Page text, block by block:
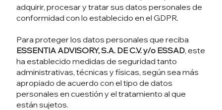
adquirir, procesar y tratar sus datos personales de
conformidad con lo establecido en el GDPR.
Para proteger los datos personales que reciba
ESSENTIA ADVISORY, S.A. DE C.V. y/o ESSAD, este
ha establecido medidas de seguridad tanto
administrativas, técnicas y físicas, según sea más
apropiado de acuerdo con el tipo de datos
personales en cuestión y el tratamiento al que
están sujetos.